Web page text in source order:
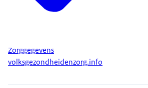
Zorggegevens
volksgezondheidenzorg.info